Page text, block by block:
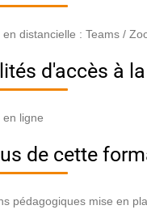
distancielle : Teams /
d'accès à
en ligne
de cette
pédagogiques mise en